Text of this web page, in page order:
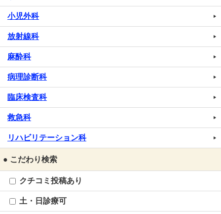
小児外科
放射線科
麻酔科
病理診断科
臨床検査科
救急科
リハビリテーション科
● こだわり検索
クチコミ投稿あり
土・日診療可